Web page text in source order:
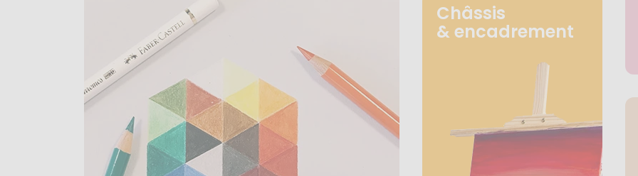
Châssis
& encadrement